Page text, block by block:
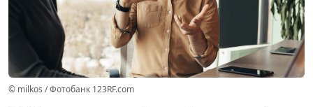
© milkos / Фотобанк 123RF.com